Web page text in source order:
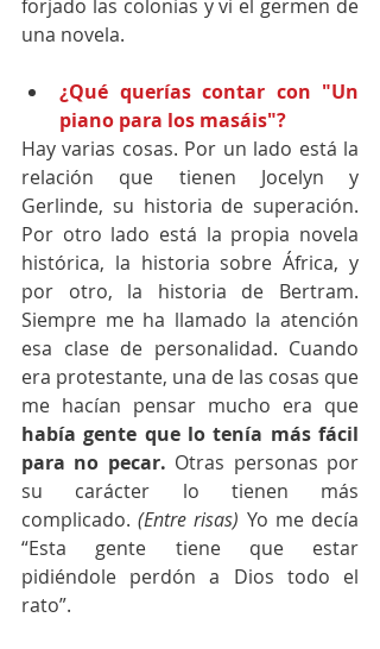
forjado las colonias y vi el germen de
una novela.
¿Qué querías contar con "Un
piano para los masáis"?
Hay varias cosas. Por un lado está la
relación que tienen Jocelyn y
Gerlinde, su historia de superación.
Por otro lado está la propia novela
histórica, la historia sobre África, y
por otro, la historia de Bertram.
Siempre me ha llamado la atención
esa clase de personalidad. Cuando
era protestante, una de las cosas que
me hacían pensar mucho era que
había gente que lo tenía más fácil
para no pecar. Otras personas por
su carácter lo tienen más
complicado. (Entre risas) Yo me decía
“Esta gente tiene que estar
pidiéndole perdón a Dios todo el
rato”.